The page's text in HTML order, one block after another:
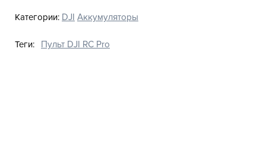
Категории: DJI Аккумуляторы
Теги: Пульт DJI RC Pro